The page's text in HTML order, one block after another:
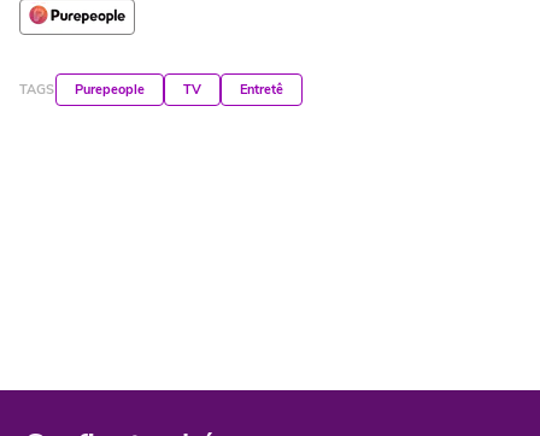
TAGS Purepeople TV Entretê